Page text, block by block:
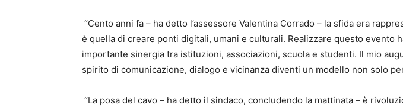
“Cento anni fa – ha detto l’assessore Valentina Corrado – la sfida era
è quella di creare ponti digitali, umani e culturali. Realizzare questo evento
importante sinergia tra istituzioni, associazioni, scuola e studenti. Il mio
spirito di comunicazione, dialogo e vicinanza diventi un modello non solo
“La posa del cavo – ha detto il sindaco, concludendo la mattinata – è